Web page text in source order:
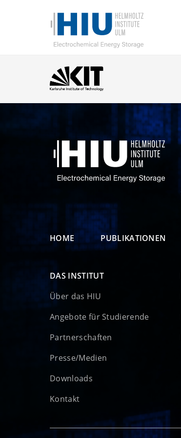
HOME PUBLIKATIONEN
DAS INSTITUT
Über das HIU
Angebote für Studierende
Partnerschaften
Presse/Medien
Downloads
Kontakt